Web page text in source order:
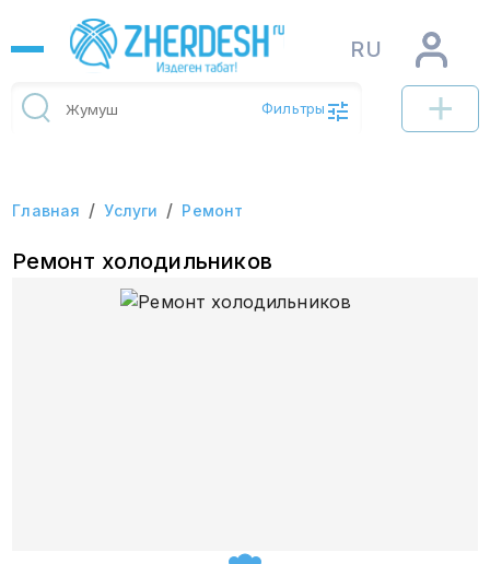
RU
Фильтры
Главная / Услуги / Ремонт
Ремонт холодильников